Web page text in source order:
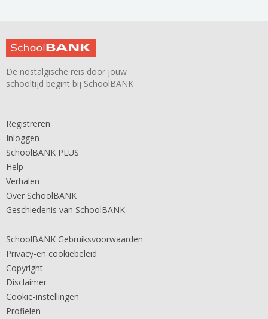
De nostalgische reis door jouw
schooltijd begint bij SchoolBANK
Registreren
Inloggen
SchoolBANK PLUS
Help
Verhalen
Over SchoolBANK
Geschiedenis van SchoolBANK
SchoolBANK Gebruiksvoorwaarden
Privacy-en cookiebeleid
Copyright
Disclaimer
Cookie-instellingen
Profielen